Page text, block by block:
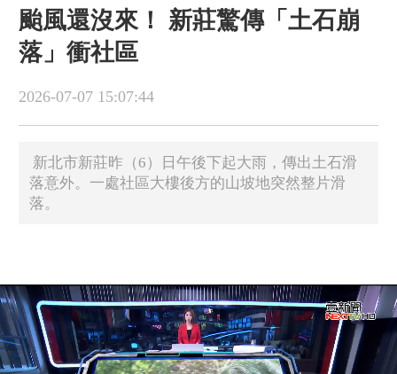
颱風還沒來！ 新莊驚傳「土石崩
落」衝社區
2026-07-07 15:07:44
新北市新莊昨（6）日午後下起大雨，傳出土石滑
落意外。一處社區大樓後方的山坡地突然整片滑
落。